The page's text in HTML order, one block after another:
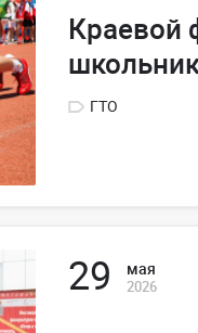
Краевой
ГТО
29 мая
2026